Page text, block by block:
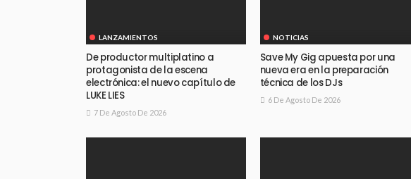
LANZAMIENTOS
De productor multiplatino a
protagonista de la escena
electrónica: el nuevo capítulo de
LUKE LIES
7 De Agosto De 2026
NOTICIAS
Save My Gig apuesta por una
nueva era en la preparación
técnica de los DJs
6 De Agosto De 2026